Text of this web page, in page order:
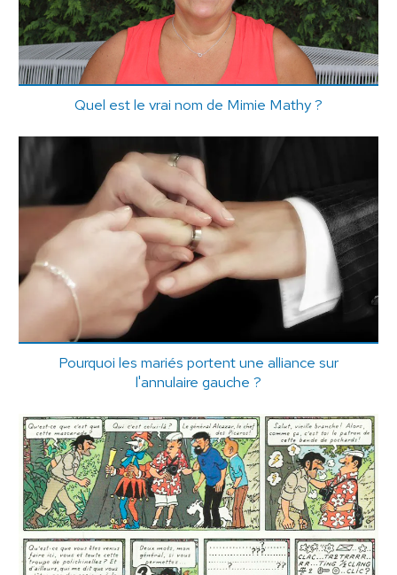
Quel est le vrai nom de Mimie Mathy ?
Pourquoi les mariés portent une alliance sur
l'annulaire gauche ?